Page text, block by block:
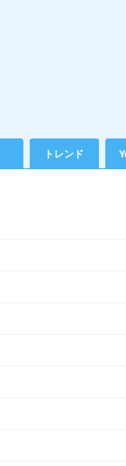
トレンド